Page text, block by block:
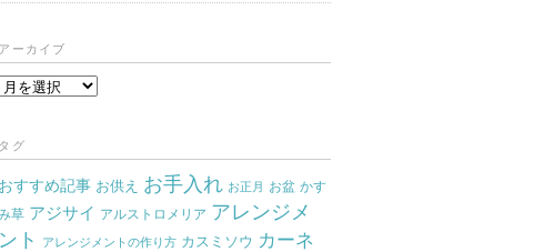
アーカイブ
ア
ブ
タグ
おすすめ記事 お供え お手入れ お正月 お盆 かす
草 アジサイ アルストロメリア アレンジメ
ント
アレンジメントの作り方 カスミソウ カーネ